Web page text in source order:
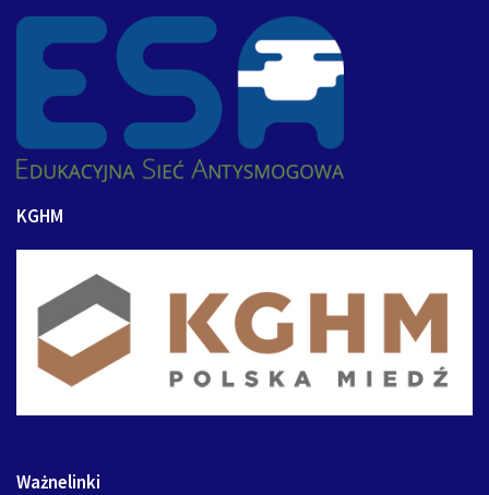
KGHM
Ważnelinki